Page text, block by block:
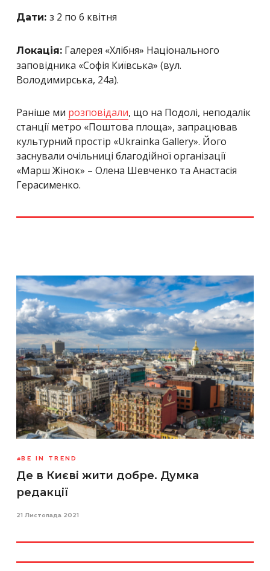
Дати: з 2 по 6 квітня
Локація: Галерея «Хлібня» Національного
заповідника «Софія Київська» (вул.
Володимирська, 24а).
Раніше ми розповідали, що на Подолі, неподалік
станції метро «Поштова площа», запрацював
культурний простір «Ukrainka Gallery». Його
заснували очільниці благодійної організації
«Марш Жінок» – Олена Шевченко та Анастасія
Герасименко.
BE IN TREND
Де в Києві жити добре. Думка
редакції
21 Листопада 2021